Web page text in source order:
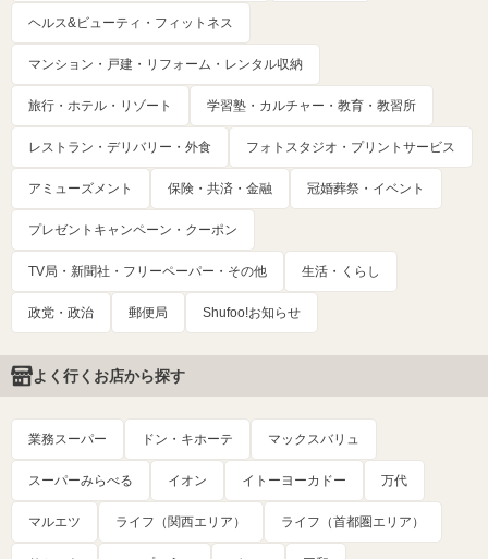
ヘルス&ビューティ・フィットネス
マンション・戸建・リフォーム・レンタル収納
旅行・ホテル・リゾート 学習塾・カルチャー・教育・教習所
レストラン・デリバリー・外食 フォトスタジオ・プリントサービス
アミューズメント 保険・共済・金融 冠婚葬祭・イベント
プレゼントキャンペーン・クーポン
TV局・新聞社・フリーペーパー・その他 生活・くらし
政党・政治 郵便局 Shufoo!お知らせ
よく行くお店から探す
業務スーパー ドン・キホーテ マックスバリュ
スーパーみらべる イオン イトーヨーカドー 万代
マルエツ ライフ（関西エリア） ライフ（首都圏エリア）